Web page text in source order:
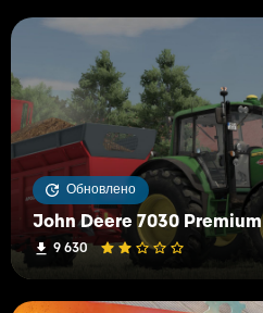
Обновлено
John Deere 7030 Premium
9 630